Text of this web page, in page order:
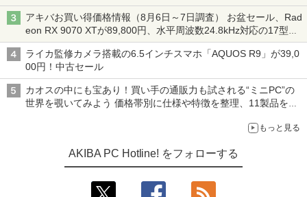
アキバお買い得価格情報（8月6日～7日調査） お盆セール、Rad
eon RX 9070 XTが89,800円、水平周波数24.8kHz対応の17型モ
ニターが9,801円、暑さ指数連動セール ほか
ライカ監修カメラ搭載の6.5インチスマホ「AQUOS R9」が39,0
00円！中古セール
カオスの中にも宝あり！買い手の通販力も試される“ミニPC”の
世界を覗いてみよう 価格帯別に仕様や特徴を整理、11製品をピ
もっと見る
AKIBA PC Hotline! をフォローする